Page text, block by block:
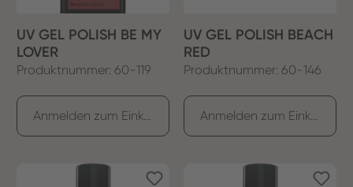
UV GEL POLISH BE MY
LOVER
Produktnummer: 60-119
UV GEL POLISH BEACH
RED
Produktnummer: 60-146